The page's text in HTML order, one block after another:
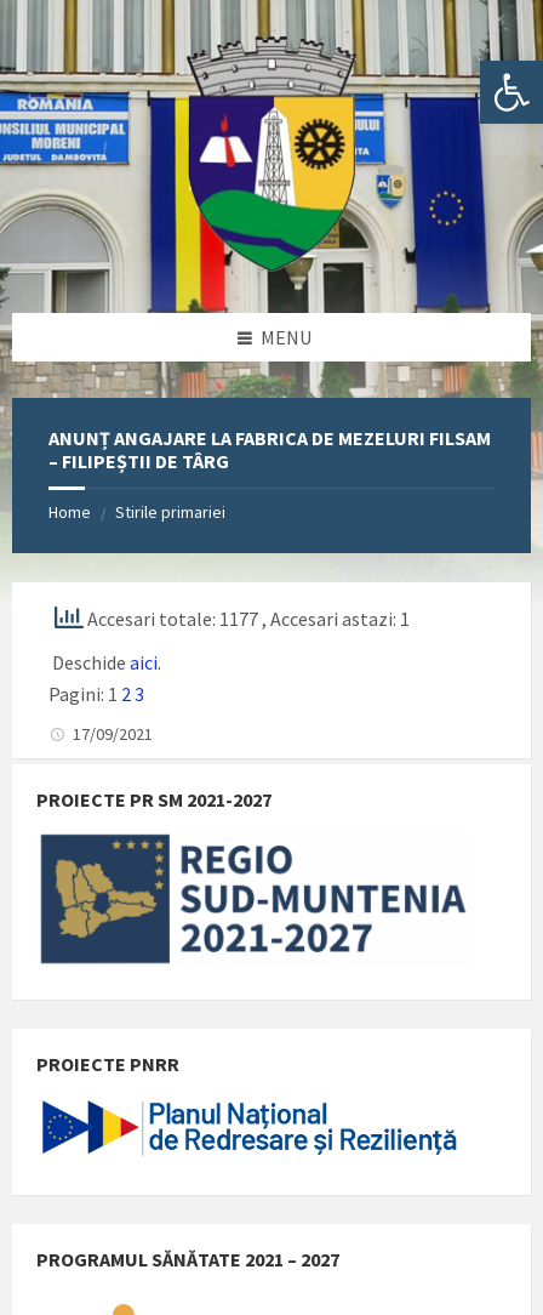
Deschide bara de unelte
sidebar
sidebar
MENU
ANUNȚ ANGAJARE LA FABRICA DE MEZELURI FILSAM
– FILIPEȘTII DE TÂRG
Home / Stirile primariei
Accesari totale: 1177, Accesari astazi: 1
Deschide aici.
Pagini: 1 2 3
17/09/2021
PROIECTE PR SM 2021-2027
PROIECTE PNRR
PROGRAMUL SĂNĂTATE 2021 – 2027